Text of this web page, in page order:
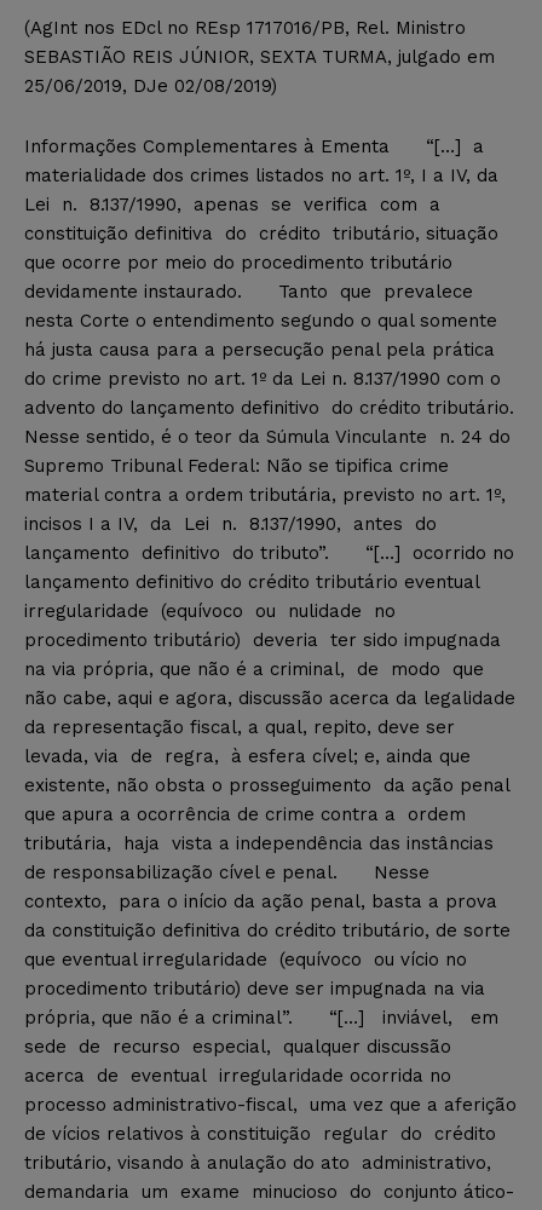
(AgInt nos EDcl no REsp 1717016/PB, Rel. Ministro
SEBASTIÃO REIS JÚNIOR, SEXTA TURMA, julgado em
25/06/2019, DJe 02/08/2019)
Informações Complementares à Ementa “[…] a
materialidade dos crimes listados no art. 1º, I a IV, da
Lei n. 8.137/1990, apenas se verifica com a
constituição definitiva do crédito tributário, situação
que ocorre por meio do procedimento tributário
devidamente instaurado. Tanto que prevalece
nesta Corte o entendimento segundo o qual somente
há justa causa para a persecução penal pela prática
do crime previsto no art. 1º da Lei n. 8.137/1990 com o
advento do lançamento definitivo do crédito tributário.
Nesse sentido, é o teor da Súmula Vinculante n. 24 do
Supremo Tribunal Federal: Não se tipifica crime
material contra a ordem tributária, previsto no art. 1º,
incisos I a IV, da Lei n. 8.137/1990, antes do
lançamento definitivo do tributo”. “[…] ocorrido no
lançamento definitivo do crédito tributário eventual
irregularidade (equívoco ou nulidade no
procedimento tributário) deveria ter sido impugnada
na via própria, que não é a criminal, de modo que
não cabe, aqui e agora, discussão acerca da legalidade
da representação fiscal, a qual, repito, deve ser
levada, via de regra, à esfera cível; e, ainda que
existente, não obsta o prosseguimento da ação penal
que apura a ocorrência de crime contra a ordem
tributária, haja vista a independência das instâncias
de responsabilização cível e penal. Nesse
contexto, para o início da ação penal, basta a prova
da constituição definitiva do crédito tributário, de sorte
que eventual irregularidade (equívoco ou vício no
procedimento tributário) deve ser impugnada na via
própria, que não é a criminal”. “[…] inviável, em
sede de recurso especial, qualquer discussão
acerca de eventual irregularidade ocorrida no
processo administrativo-fiscal, uma vez que a aferição
de vícios relativos à constituição regular do crédito
tributário, visando à anulação do ato administrativo,
demandaria um exame minucioso do conjunto ático-